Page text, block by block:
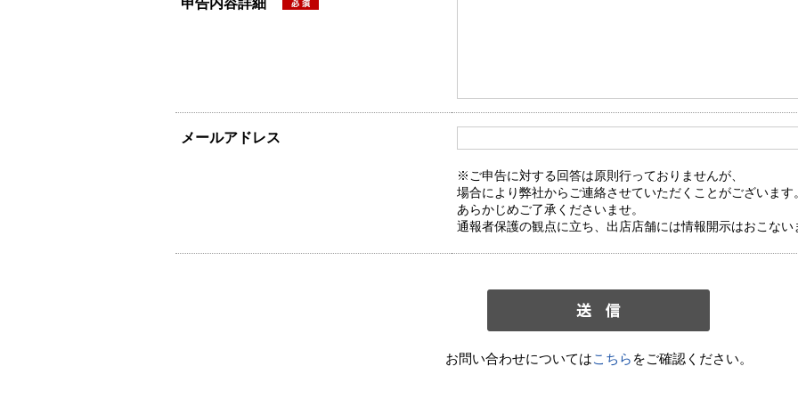
申告内容詳細
メールアドレス
※ご申告に対する回答は原則行っておりませんが、
場合により弊社からご連絡させていただくことがございます。
あらかじめご了承くださいませ。
通報者保護の観点に立ち、出店店舗には情報開示はおこない
お問い合わせについてはこちら をご確認ください。